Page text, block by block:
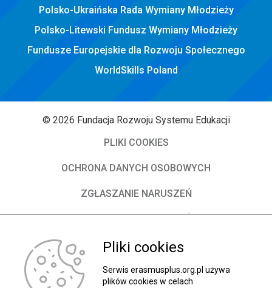
Polsko-Ukraińska Rada Wymiany Młodzieży
Polsko-Litewski Fundusz Wymiany Młodzieży
Fundusze Europejskie dla Rozwoju Społecznego
WorldSkills Poland
© 2026 Fundacja Rozwoju Systemu Edukacji
PLIKI COOKIES
OCHRONA DANYCH OSOBOWYCH
ZGŁASZANIE NARUSZEŃ
DEKLARACJA DOSTĘPNOŚCI
O Fundacji
Władze FRSE
Pliki cookies
Serwis erasmusplus.org.pl używa
plików cookies w celach